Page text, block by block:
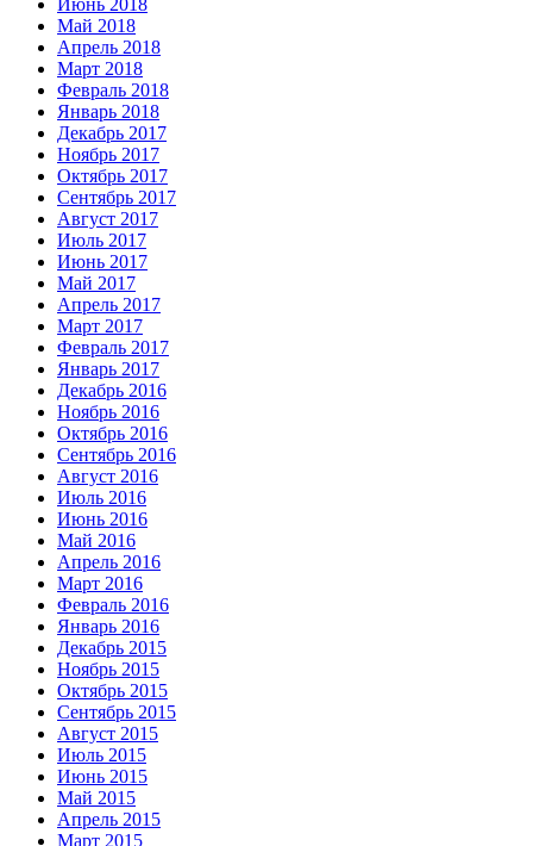
Июнь 2018
Май 2018
Апрель 2018
Март 2018
Февраль 2018
Январь 2018
Декабрь 2017
Ноябрь 2017
Октябрь 2017
Сентябрь 2017
Август 2017
Июль 2017
Июнь 2017
Май 2017
Апрель 2017
Март 2017
Февраль 2017
Январь 2017
Декабрь 2016
Ноябрь 2016
Октябрь 2016
Сентябрь 2016
Август 2016
Июль 2016
Июнь 2016
Май 2016
Апрель 2016
Март 2016
Февраль 2016
Январь 2016
Декабрь 2015
Ноябрь 2015
Октябрь 2015
Сентябрь 2015
Август 2015
Июль 2015
Июнь 2015
Май 2015
Апрель 2015
Март 2015